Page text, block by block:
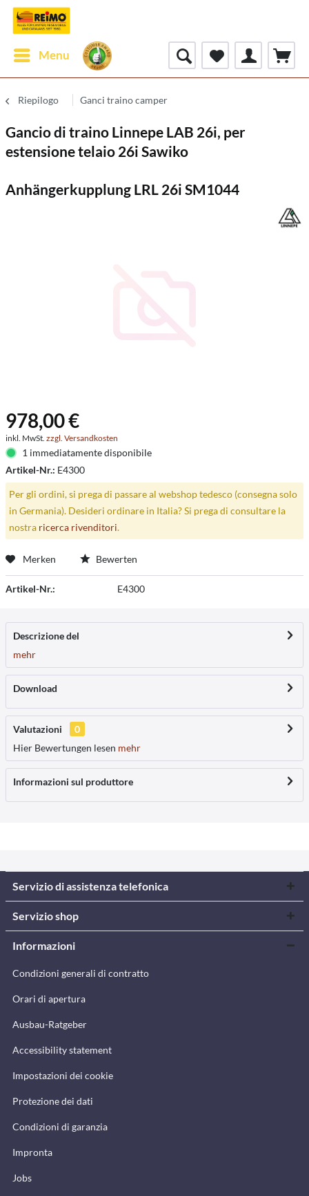
Menu
Riepilogo Ganci traino camper
Gancio di traino Linnepe LAB 26i, per
estensione telaio 26i Sawiko
Anhängerkupplung LRL 26i SM1044
978,00 €
inkl. MwSt. zzgl. Versandkosten
1 immediatamente disponibile
Artikel-Nr.: E4300
Per gli ordini, si prega di passare al webshop tedesco (consegna solo
in Germania). Desideri ordinare in Italia? Si prega di consultare la
nostra ricerca rivenditori.
Merken Bewerten
Artikel-Nr.: E4300
Descrizione del
mehr
Download
Valutazioni
0
Hier Bewertungen lesen mehr
Informazioni sul produttore
Servizio di assistenza telefonica
Servizio shop
Informazioni
Condizioni generali di contratto
Orari di apertura
Ausbau-Ratgeber
Accessibility statement
Impostazioni dei cookie
Protezione dei dati
Condizioni di garanzia
Impronta
Jobs